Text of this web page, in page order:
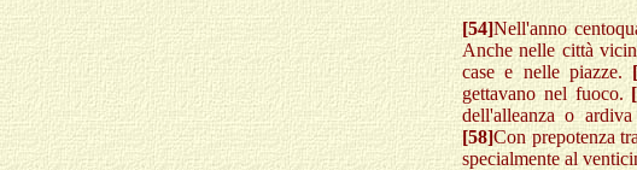
[54]Nell'anno
Anche nelle città
case e nelle piazze.
gettavano nel fuoco.
dell'alleanza o
[58]Con prepotenza
specialmente al